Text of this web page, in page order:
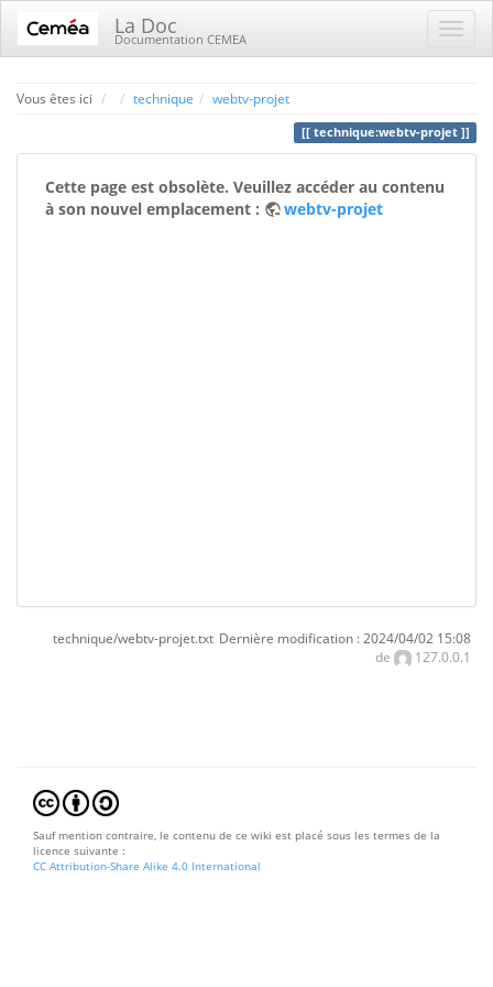
La Doc
Documentation CEMEA
Vous êtes ici Home
technique webtv-projet
technique:webtv-projet
Cette page est obsolète. Veuillez accéder au contenu
à son nouvel emplacement :
webtv-projet
technique/webtv-projet.txt Dernière modification : 2024/04/02 15:08
de
127.0.0.1
Sauf mention contraire, le contenu de ce wiki est placé sous les termes de la
licence suivante :
CC Attribution-Share Alike 4.0 International